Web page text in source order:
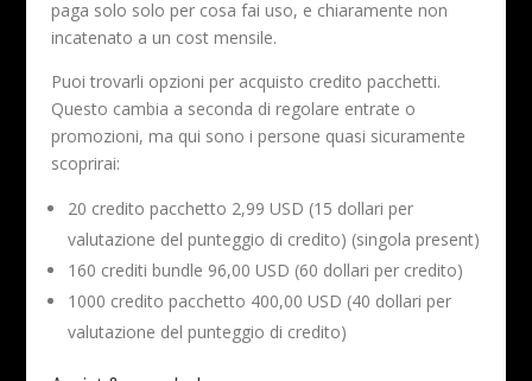
paga solo solo per cosa fai uso, e chiaramente non
incatenato a un cost mensile.
Puoi trovarli opzioni per acquisto credito pacchetti.
Questo cambia a seconda di regolare entrate o
promozioni, ma qui sono i persone quasi sicuramente
scoprirai:
20 credito pacchetto 2,99 USD (15 dollari per
valutazione del punteggio di credito) (singola present)
160 crediti bundle 96,00 USD (60 dollari per credito)
1000 credito pacchetto 400,00 USD (40 dollari per
valutazione del punteggio di credito)